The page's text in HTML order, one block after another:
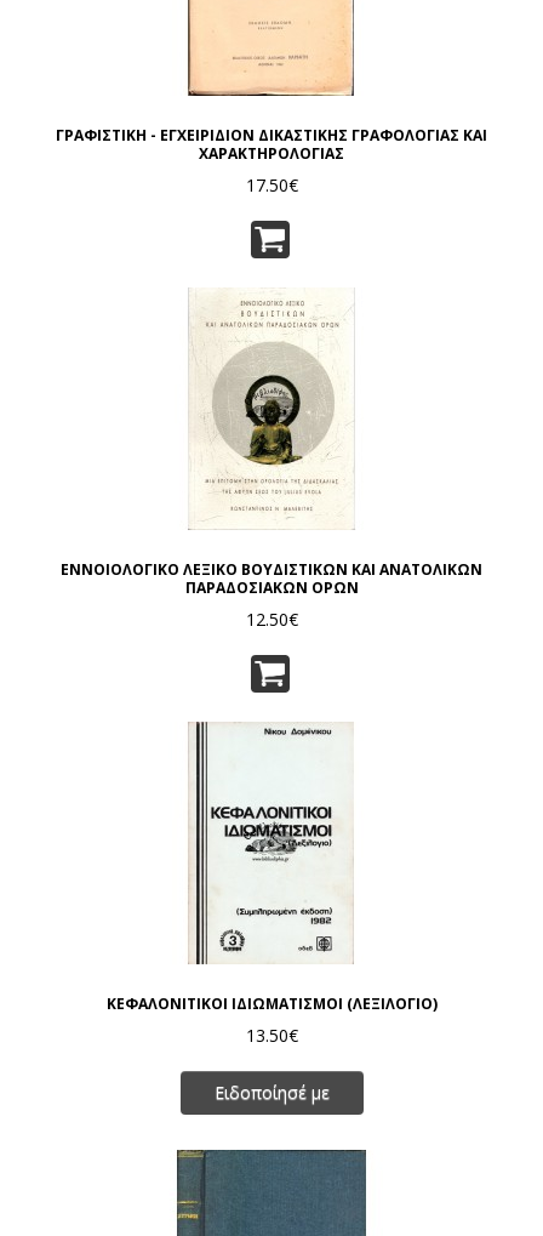
ΓΡΑΦΙΣΤΙΚΗ - ΕΓΧΕΙΡΙΔΙΟΝ ΔΙΚΑΣΤΙΚΗΣ ΓΡΑΦΟΛΟΓΙΑΣ ΚΑΙ
ΧΑΡΑΚΤΗΡΟΛΟΓΙΑΣ
17.50€
ΕΝΝΟΙΟΛΟΓΙΚΟ ΛΕΞΙΚΟ ΒΟΥΔΙΣΤΙΚΩΝ ΚΑΙ ΑΝΑΤΟΛΙΚΩΝ
ΠΑΡΑΔΟΣΙΑΚΩΝ ΟΡΩΝ
12.50€
ΚΕΦΑΛΟΝΙΤΙΚΟΙ ΙΔΙΩΜΑΤΙΣΜΟΙ (ΛΕΞΙΛΟΓΙΟ)
13.50€
Ειδοποίησέ με